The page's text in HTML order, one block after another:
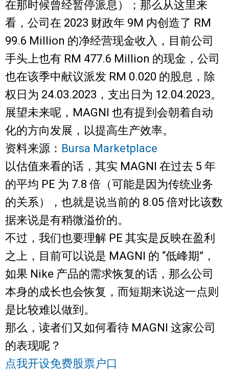
在那时候曾经暂停派息）；那么从这里来
看，公司在 2023 财政年 9M 内创造了 RM
99.6 Million 的净经营现金收入，目前公司
手头上也有 RM 477.6 Million 的现金，公司
也在该季中献议派发 RM 0.020 的股息，除
权日为 24.03.2023，支出日为 12.04.2023。
展望未来呢，MAGNI 也有提到会朝着自动
化的方向发展，以提高生产效率。
资料来源： Bursa Marketplace
以估值来看的话，其实 MAGNI 在过去 5 年
的平均 PE 为 7.8 倍（可能是因为传统业务
的关系），也就是说当前的 8.05 倍对比该数
据来说是有稍微溢价的。
不过， 我们也要理解 PE 其实是反映在盈利
之上 ，目前可以说是 MAGNI 的 “低峰期”，
如果 Nike 产品的需求恢复的话，那么公司
本身的成长也会恢复，而短期来说这一点则
是比较难以做到。
那么，读者们又如何看待 MAGNI 这家公司
的表现呢？
点我开设免费股票户口